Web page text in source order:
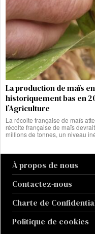
La production de maïs
historiquement bas en
l’Agriculture
La récolte française de maïs
récolte française de maïs
millions de tonnes, un niveau
À propos de nous
Contactez-nous
Charte de
Politique de cookies